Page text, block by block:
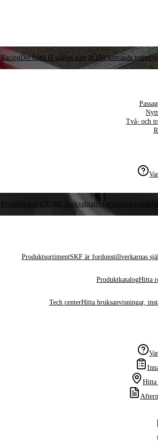
RacingDet finns få ställen som är lika krävande
Två- och
Produktkatalog20 000 högkvalitativa
ProduktsortimentSKF är fordonstillverkarnas
ProduktkatalogHitta
Tech centerHitta bruksanvisningar,
Hitta